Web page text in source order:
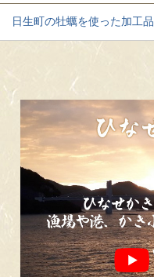
日生町の牡蠣を使った加工品
<